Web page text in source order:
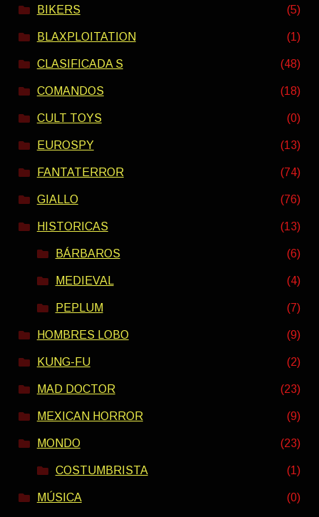
BIKERS (5)
BLAXPLOITATION (1)
CLASIFICADA S (48)
COMANDOS (18)
CULT TOYS (0)
EUROSPY (13)
FANTATERROR (74)
GIALLO (76)
HISTORICAS (13)
BÁRBAROS (6)
MEDIEVAL (4)
PEPLUM (7)
HOMBRES LOBO (9)
KUNG-FU (2)
MAD DOCTOR (23)
MEXICAN HORROR (9)
MONDO (23)
COSTUMBRISTA (1)
MÚSICA (0)